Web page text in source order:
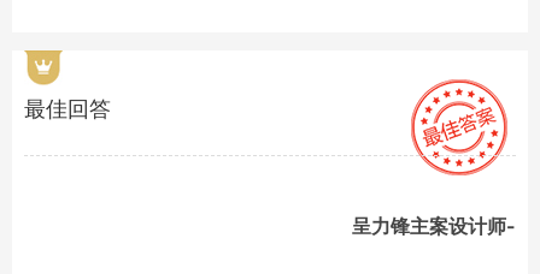
最佳回答
呈力锋主案设计师-